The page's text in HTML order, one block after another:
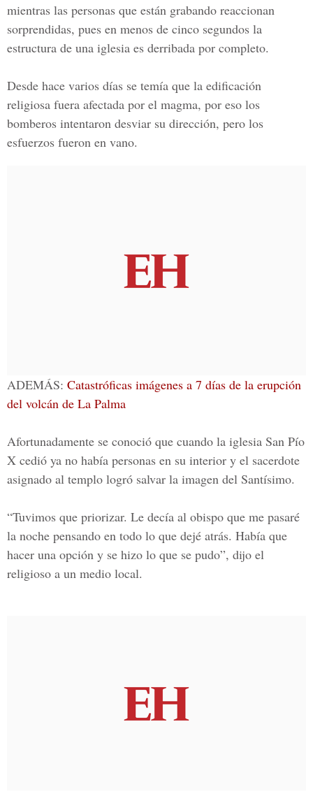
mientras las personas que están grabando reaccionan
sorprendidas, pues en menos de cinco segundos la
estructura de una iglesia es derribada por completo.
Desde hace varios días se temía que la edificación
religiosa fuera afectada por el magma, por eso los
bomberos intentaron desviar su dirección, pero los
esfuerzos fueron en vano.
ADEMÁS: Catastróficas imágenes a 7 días de la erupción
del volcán de La Palma
Afortunadamente se conoció que cuando la iglesia San Pío
X cedió ya no había personas en su interior y el sacerdote
asignado al templo logró salvar la imagen del Santísimo.
“Tuvimos que priorizar. Le decía al obispo que me pasaré
la noche pensando en todo lo que dejé atrás. Había que
hacer una opción y se hizo lo que se pudo”, dijo el
religioso a un medio local.